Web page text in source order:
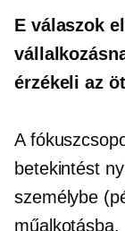
E válaszok
érzékeli az
A
betekintést
személybe
műalkotásba.